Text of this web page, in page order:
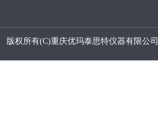
版权所有(C)重庆优玛泰思特仪器有限公